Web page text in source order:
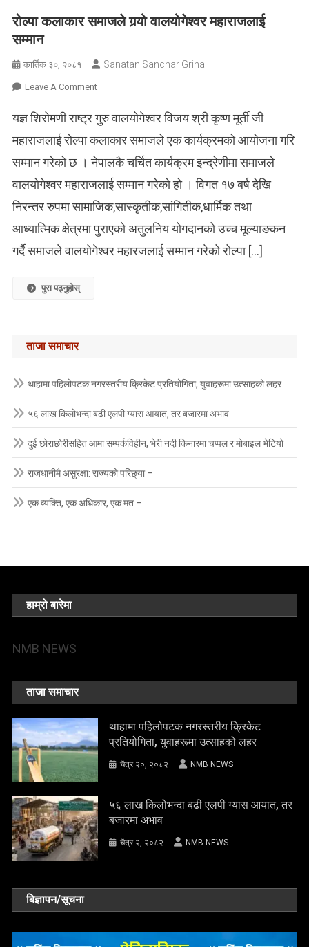
रोल्पा कलाकार समाजले गर्‍यो वालयोगेश्वर महाराजलाई
सम्मान
कार्तिक ३०, २०८१ Sanatan Sanchar Griha
Leave A CommentOn
कलाकार
वालयोगेश्वर
महाराजलाई
सम्मान
यज्ञ शिरोमणी राष्ट्र गुरु वालयोगेश्वर विजय श्री कृष्ण मूर्ती जी
महाराजलाई रोल्पा कलाकार समाजले एक कार्यक्रमको आयोजना गरि
सम्मान गरेको छ । नेपालकै चर्चित कार्यक्रम इन्द्रेणीमा समाजले
वालयोगेश्वर महाराजलाई सम्मान गरेको हो । विगत १७ बर्ष देखि
निरन्तर रुपमा सामाजिक,सास्कृतीक,सांगितीक,धार्मिक तथा
आध्यात्मिक क्षेत्रमा पुराएको अतुलनिय योगदानको उच्च मूल्याङकन
गर्दै समाजले वालयोगेश्वर महारजलाई सम्मान गरेको रोल्पा […]
पुरा पढ्नुहोस्
ताजा समाचार
थाहामा पहिलोपटक नगरस्तरीय क्रिकेट प्रतियोगिता, युवाहरूमा उत्साहको लहर
५६ लाख किलोभन्दा बढी एलपी ग्यास आयात, तर बजारमा अभाव
दुई छोराछोरीसहित आमा सम्पर्कविहीन, भेरी नदी किनारमा चप्पल र मोबाइल भेटियो
राजधानीमै असुरक्षा: राज्यको परिछ्या –
एक व्यक्ति, एक अधिकार, एक मत –
हाम्रो बारेमा
NMB NEWS
ताजा समाचार
थाहामा पहिलोपटक नगरस्तरीय क्रिकेट
प्रतियोगिता, युवाहरूमा उत्साहको लहर
चैत्र २०, २०८२ NMB NEWS
५६ लाख किलोभन्दा बढी एलपी ग्यास आयात, तर
बजारमा अभाव
चैत्र २, २०८२ NMB NEWS
बिज्ञापन/सूचना